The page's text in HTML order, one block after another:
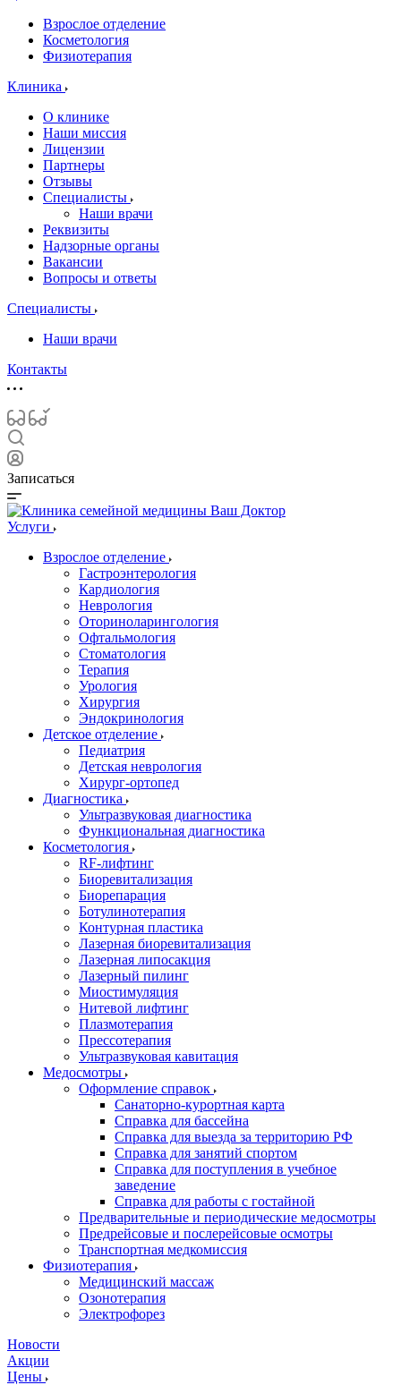
Взрослое отделение
Косметология
Физиотерапия
Клиника
О клинике
Наши миссия
Лицензии
Партнеры
Отзывы
Специалисты
Наши врачи
Реквизиты
Надзорные органы
Вакансии
Вопросы и ответы
Специалисты
Наши врачи
Контакты
Записаться
Услуги
Взрослое отделение
Гастроэнтерология
Кардиология
Неврология
Оториноларингология
Офтальмология
Стоматология
Терапия
Урология
Хирургия
Эндокринология
Детское отделение
Педиатрия
Детская неврология
Хирург-ортопед
Диагностика
Ультразвуковая диагностика
Функциональная диагностика
Косметология
RF-лифтинг
Биоревитализация
Биорепарация
Ботулинотерапия
Контурная пластика
Лазерная биоревитализация
Лазерная липосакция
Лазерный пилинг
Миостимуляция
Нитевой лифтинг
Плазмотерапия
Прессотерапия
Ультразвуковая кавитация
Медосмотры
Оформление справок
Санаторно-курортная карта
Справка для бассейна
Справка для выезда за территорию РФ
Справка для занятий спортом
Справка для поступления в учебное
заведение
Справка для работы с гостайной
Предварительные и периодические медосмотры
Предрейсовые и послерейсовые осмотры
Транспортная медкомиссия
Физиотерапия
Медицинский массаж
Озонотерапия
Электрофорез
Новости
Акции
Цены